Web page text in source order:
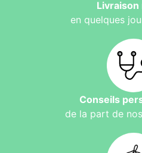
Livraison
en quelques
Conseils
de la part de